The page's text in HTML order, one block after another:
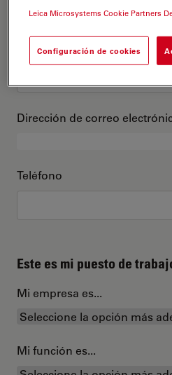
Apellido
Dirección de correo
Teléfono
Este es mi puesto de
Mi empresa es...
Mi función es...
Leica Microsystems Cookie Partners
Configuración de cookies